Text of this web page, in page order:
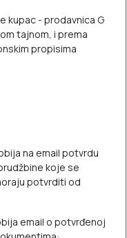
kupac - prodavnica G
tajnom, i prema
propisima
na email potvrdu
koje se
potvrditi od
email o potvrđenoj